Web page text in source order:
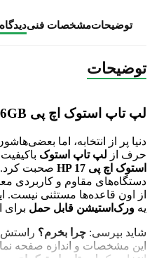
توضیحاتمشخصات فنی
توضیحات
لپ تاپ استوک اچ پی HP 17 i5-8 8GB 256GB
دنیا پر از انتخابه، اما
حرف از لپ تاپ استوک
استوک اچ پی HP 17
از اون قاعده‌ها مستثنی نیست.
یه ورک‌استیشن قابل حمل برای
شاید بپرسی: چرا بخرم؟ راستش
این مشخصات و اندازه صفحه